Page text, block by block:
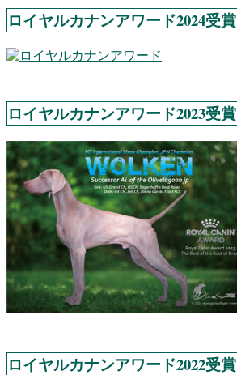
ロイヤルカナンアワード2024受賞
ロイヤルカナンアワード2023受賞
ロイヤルカナンアワード2022受賞